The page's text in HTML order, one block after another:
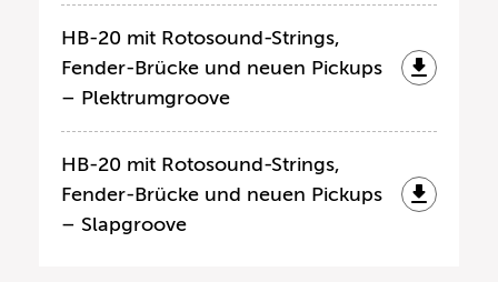
HB-20 mit Rotosound-Strings,
Fender-Brücke und neuen Pickups
– Plektrumgroove
HB-20 mit Rotosound-Strings,
Fender-Brücke und neuen Pickups
– Slapgroove